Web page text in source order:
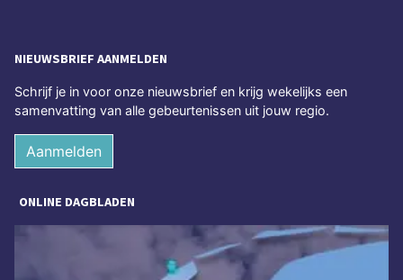
NIEUWSBRIEF AANMELDEN
Schrijf je in voor onze nieuwsbrief en krijg wekelijks een
samenvatting van alle gebeurtenissen uit jouw regio.
Aanmelden
ONLINE DAGBLADEN